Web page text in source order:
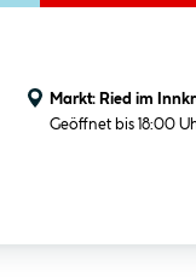
Markt: Ried im
Geöffnet bis 18:00